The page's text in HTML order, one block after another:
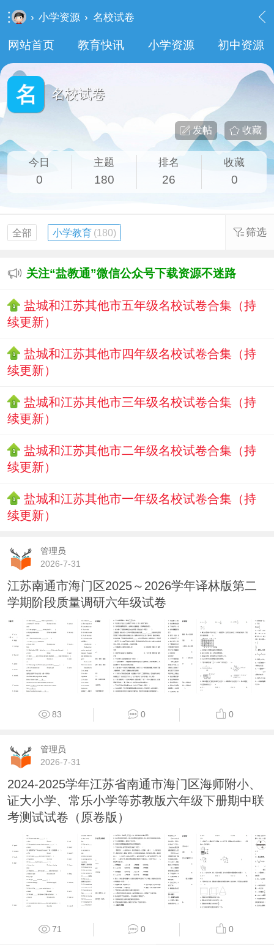
› 小学资源 › 名校试卷
网站首页 教育快讯 小学资源 初中资源
名校试卷
收藏
发帖
今日
0
主题
180
排名
26
收藏
0
全部 小学教育 (180) 筛选
关注“盐教通”微信公众号下载资源不迷路
盐城和江苏其他市五年级名校试卷合集（持
续更新）
盐城和江苏其他市四年级名校试卷合集（持
续更新）
盐城和江苏其他市三年级名校试卷合集（持
续更新）
盐城和江苏其他市二年级名校试卷合集（持
续更新）
盐城和江苏其他市一年级名校试卷合集（持
续更新）
管理员
2026-7-31
江苏南通市海门区2025～2026学年译林版第二
学期阶段质量调研六年级试卷
83 0 0
管理员
2026-7-31
2024-2025学年江苏省南通市海门区海师附小、
证大小学、常乐小学等苏教版六年级下册期中联
考测试试卷（原卷版）
71 0 0